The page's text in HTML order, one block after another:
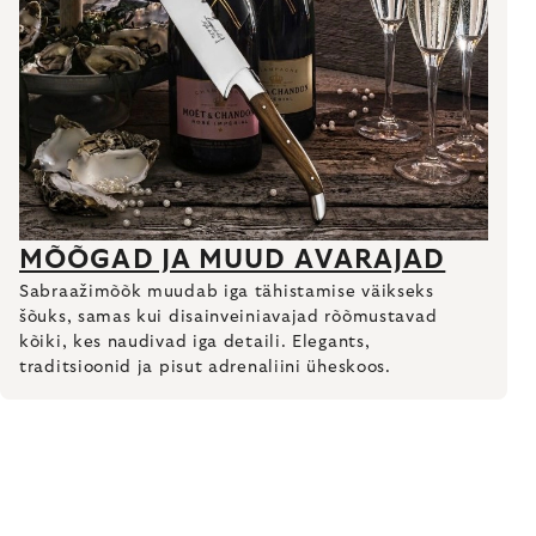
MÕÕGAD JA MUUD AVARAJAD
Sabraažimõõk muudab iga tähistamise väikseks
šõuks, samas kui disainveiniavajad rõõmustavad
kõiki, kes naudivad iga detaili. Elegants,
traditsioonid ja pisut adrenaliini üheskoos.